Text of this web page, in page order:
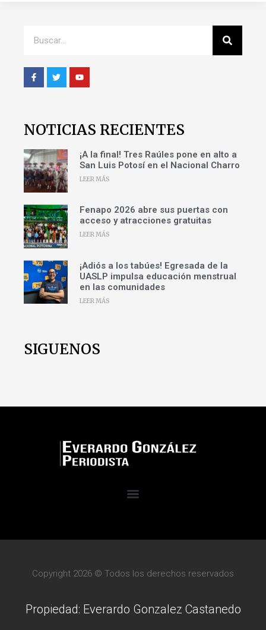
NOTICIAS RECIENTES
¡A la final! Tres Raúles pone en alto a
San Luis Potosí en el Nacional Charro
LEER MÁS
Fenapo 2026 abre sus puertas con
acceso y atracciones gratuitas
LEER MÁS
¡Adiós a los tabúes! Egresada de la
UASLP impulsa educación menstrual
en las comunidades
LEER MÁS
SIGUENOS
Copyright 2026 © Todos los derechos reservados
Propiedad: Everardo Gonzalez Castanedo